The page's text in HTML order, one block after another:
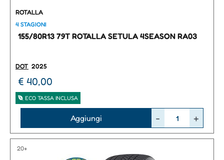
ROTALLA
4 STAGIONI
155/80R13 79T ROTALLA SETULA 4SEASON RA03
DOT 2025
€ 40,00
ECO TASSA INCLUSA
Aggiungi
20+